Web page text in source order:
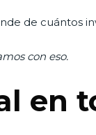
de cuántos
con eso.
en